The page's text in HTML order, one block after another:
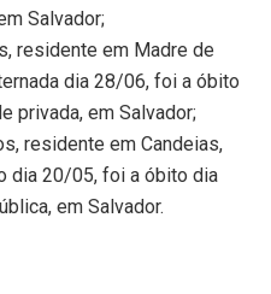
Salvador;
residente em Madre de
dia 28/06, foi a óbito
privada, em Salvador;
residente em Candeias,
dia 20/05, foi a óbito dia
em Salvador.